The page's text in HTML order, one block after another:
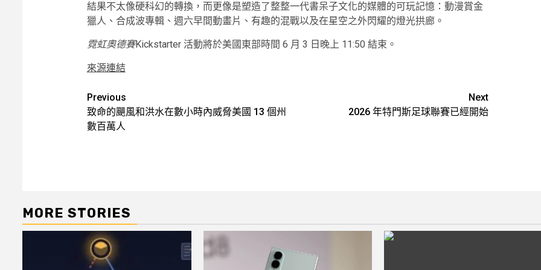
結果不太像硬科幻的轉換，而更像是塑造了整整一代書呆子文化的媒體的可玩記憶：動漫賞金
獵人、合成波專輯、週六早間動畫片、有趣的混戰以及在星空之外閃耀的燈光拱廊。
霓虹奧德賽Kickstarter 活動將於美國東部時間 6 月 3 日晚上 11:50 結束。
來源連結
Post
navigation
Previous
致命的颶風和洪水在數小時內威脅美國 13 個州
數百萬人
Next
2026 年特門斯足球聯賽已經開始
MORE STORIES